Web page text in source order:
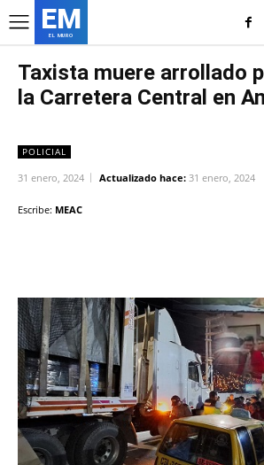
EM
EL MURO
Taxista muere arrollado
la Carretera Central en
POLICIAL
31 enero, 2024 Actualizado hace: 31 enero, 2024
Escribe: MEAC